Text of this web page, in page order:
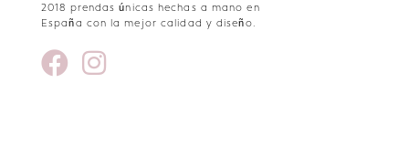
2018 prendas únicas hechas a mano en
España con la mejor calidad y diseño.